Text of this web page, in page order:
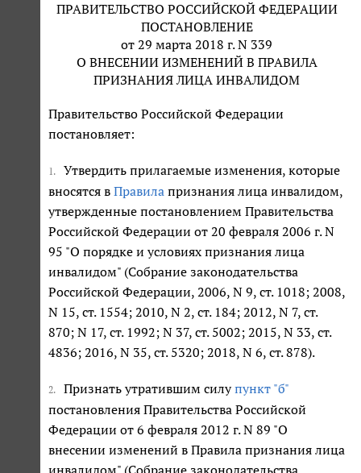
ПРАВИТЕЛЬСТВО РОССИЙСКОЙ ФЕДЕРАЦИИ
ПОСТАНОВЛЕНИЕ
от 29 марта 2018 г. N 339
О ВНЕСЕНИИ ИЗМЕНЕНИЙ В ПРАВИЛА
ПРИЗНАНИЯ ЛИЦА ИНВАЛИДОМ
Правительство Российской Федерации
постановляет:
1.
Утвердить прилагаемые изменения, которые
вносятся в Правила признания лица инвалидом,
утвержденные постановлением Правительства
Российской Федерации от 20 февраля 2006 г. N
95 "О порядке и условиях признания лица
инвалидом" (Собрание законодательства
Российской Федерации, 2006, N 9, ст. 1018; 2008,
N 15, ст. 1554; 2010, N 2, ст. 184; 2012, N 7, ст.
870; N 17, ст. 1992; N 37, ст. 5002; 2015, N 33, ст.
4836; 2016, N 35, ст. 5320; 2018, N 6, ст. 878).
2. Признать утратившим силупункт "б"
постановления Правительства Российской
Федерации от 6 февраля 2012 г. N 89 "О
внесении изменений в Правила признания лица
инвалидом" (Собрание законодательства